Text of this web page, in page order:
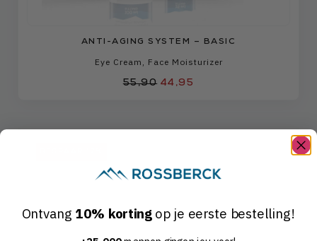
ANTI-AGING SYSTEM – BASIC
55,90 44,95
Eye Cream Face Moisturizer
Ontvang 10% kortingop je eerste bestelling!